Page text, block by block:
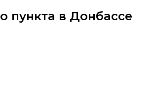
пункта в Донбассе